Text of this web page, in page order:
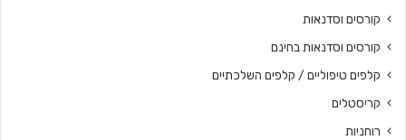
קורסים וסדנאות
קורסים וסדנאות בחינם
קלפים טיפוליים / קלפים השלכתיים
קריסטלים
רוחניות